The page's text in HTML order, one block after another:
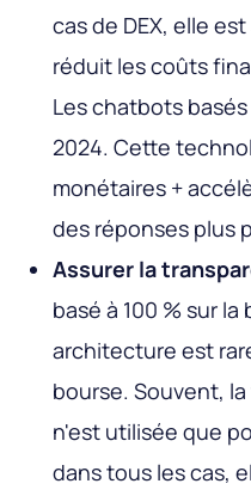
cas de DEX, elle
réduit les coûts
Les chatbots
2024. Cette
monétaires +
des réponses plus
Assurer la
basé à 100 % sur
architecture est
bourse. Souvent,
n'est utilisée que
dans tous les cas,